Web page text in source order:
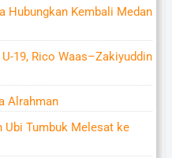
Hubungkan Kembali Medan
19, Rico Waas–Zakiyuddin
Alrahman
Ubi Tumbuk Melesat ke